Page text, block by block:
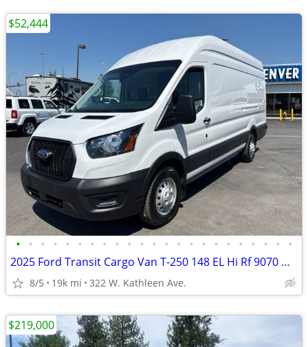
• • • • • • • • • • • • • • • • • • • • • • •
2025 Ford Transit Cargo Van T-250 148 EL Hi Rf 9070 GVWR AWD
8/5 19k mi 322 W. Kathleen Ave.
$52,444
$219,000